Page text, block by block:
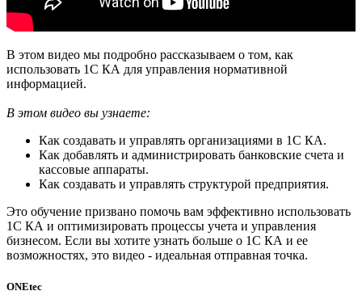
В этом видео мы подробно рассказываем о том, как
использовать 1С КА для управления нормативной
информацией.
В этом видео вы узнаете:
Как создавать и управлять организациями в 1С КА.
Как добавлять и администрировать банковские счета и
кассовые аппараты.
Как создавать и управлять структурой предприятия.
Это обучение призвано помочь вам эффективно использовать
1С КА и оптимизировать процессы учета и управления
бизнесом. Если вы хотите узнать больше о 1C КА и ее
возможностях, это видео - идеальная отправная точка.
ONEtec